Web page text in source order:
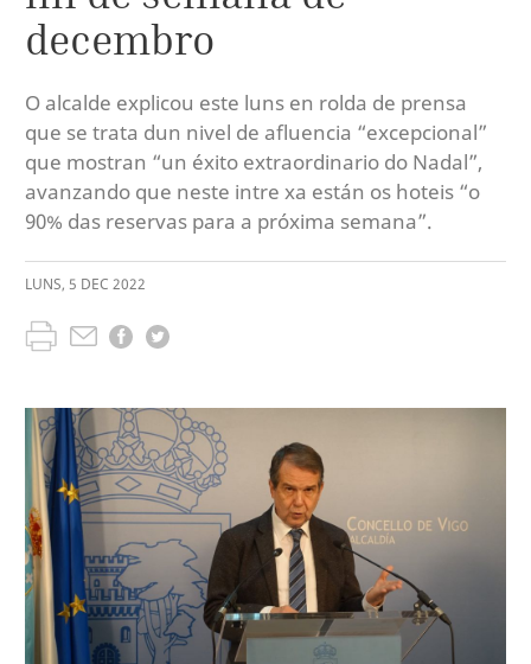
decembro
O alcalde explicou este luns en rolda de prensa
que se trata dun nivel de afluencia “excepcional”
que mostran “un éxito extraordinario do Nadal”,
avanzando que neste intre xa están os hoteis “o
90% das reservas para a próxima semana”.
LUNS, 5 DEC 2022